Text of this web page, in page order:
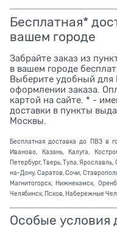
Бесплатная*
вашем городе
Забрайте заказ из
в вашем городе
Выберите удобный для
оформлении заказа.
картой на сайте. * -
доставки в пункты
Москвы.
Бесплатная доставка до ПВЗ в
Иваново, Казань, Калуга,
Петербург, Тверь, Тула,
на-Дону, Саратов, Сочи,
Магнитогорск, Нижнекамск,
Челябинск, Псков, Набережные
Особые условия